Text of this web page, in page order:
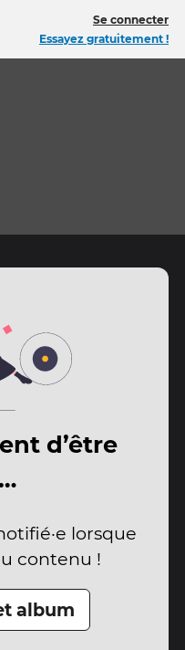
Se connecter
Essayez gratuitement !
d’être
lorsque
contenu !
album